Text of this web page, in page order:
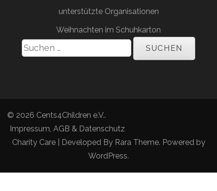
unterstützte Organisationen
Weihnachten im Schuhkarton
Suchen
nach:
© 2026 Cents4Children e.V..
Impressum, AGB & Datenschutz
Charity Care | Developed By Rara Theme. Powered by
WordPress.